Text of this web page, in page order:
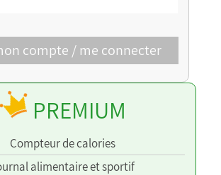
compte / me connecter
PREMIUM
Compteur de calories
alimentaire et sportif